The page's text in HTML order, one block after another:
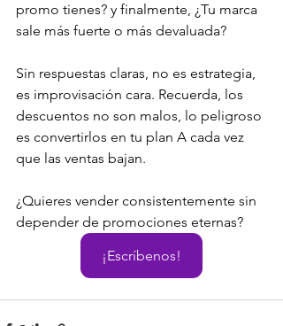
promo tienes? y finalmente, ¿Tu marca
sale más fuerte o más devaluada?
Sin respuestas claras, no es estrategia,
es improvisación cara. Recuerda, los
descuentos no son malos, lo peligroso
es convertirlos en tu plan A cada vez
que las ventas bajan.
¿Quieres vender consistentemente sin
depender de promociones eternas?
¡Escríbenos!